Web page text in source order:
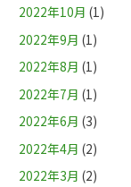
2022年10月 (1)
2022年9月 (1)
2022年8月 (1)
2022年7月 (1)
2022年6月 (3)
2022年4月 (2)
2022年3月 (2)